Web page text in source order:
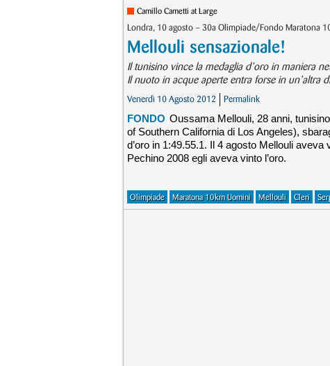
Camillo Cametti at Large
Londra, 10 agosto – 30a Olimpiade/Fondo Maratona
Mellouli sensazionale!
Il tunisino vince la medaglia d’oro in maniera
Il nuoto in acque aperte entra forse in un’altra
Venerdì 10 Agosto 2012 Permalink
FONDO Oussama Mellouli, 28 anni,
of Southern California di Los Angeles),
d’oro in 1:49.55.1. Il 4 agosto Mellouli
Pechino 2008 egli aveva vinto l’oro.
Olimpiade Maratona 10km Uomini Mellouli Cleri